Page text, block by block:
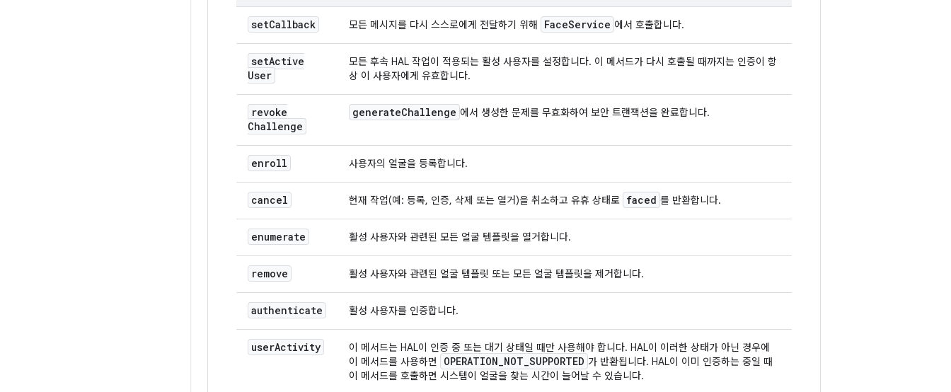
setCallback 모든 메시지를 다시 스스로에게 전달하기 위해 FaceService 에서 호출합니다.
setActive
User
모든 후속 HAL 작업이 적용되는 활성 사용자를 설정합니다. 이 메서드가 다시 호출될 때까지는 인증이 항
상 이 사용자에게 유효합니다.
revoke
Challenge
generateChallenge 에서 생성한 문제를 무효화하여 보안 트랜잭션을 완료합니다.
enroll 사용자의 얼굴을 등록합니다.
cancel 현재 작업(예: 등록, 인증, 삭제 또는 열거)을 취소하고 유휴 상태로 faced 를 반환합니다.
enumerate 활성 사용자와 관련된 모든 얼굴 템플릿을 열거합니다.
remove 활성 사용자와 관련된 얼굴 템플릿 또는 모든 얼굴 템플릿을 제거합니다.
authenticate 활성 사용자를 인증합니다.
userActivity
이 메서드는 HAL이 인증 중 또는 대기 상태일 때만 사용해야 합니다. HAL이 이러한 상태가 아닌 경우에
이 메서드를 사용하면
OPERATION_NOT_SUPPORTED 가 반환됩니다. HAL이 이미 인증하는 중일 때
이 메서드를 호출하면 시스템이 얼굴을 찾는 시간이 늘어날 수 있습니다.